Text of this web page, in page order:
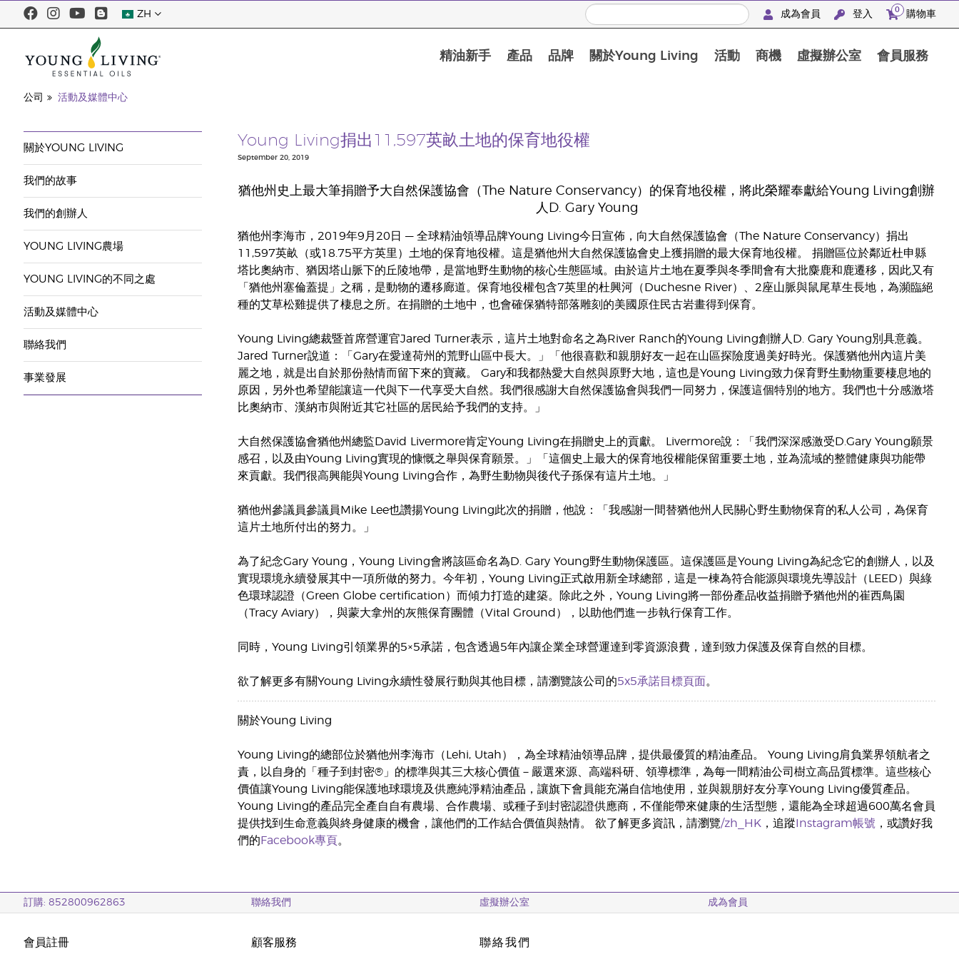
ZH 成為會員 登入 0 購物車
精油新手 產品 品牌 關於Young Living 活動 商機 虛擬辦公室 會員服務
公司 活動及媒體中心
關於YOUNG LIVING
我們的故事
我們的創辦人
YOUNG LIVING農場
YOUNG LIVING的不同之處
活動及媒體中心
聯絡我們
事業發展
Young Living捐出11,597英畝土地的保育地役權
September 20, 2019
猶他州史上最大筆捐贈予大自然保護協會（The Nature Conservancy）的保育地役權，將此榮耀奉獻給Young Living創辦
人D. Gary Young
猶他州李海市，2019年9月20日 — 全球精油領導品牌Young Living今日宣佈，向大自然保護協會（The Nature Conservancy）捐出
11,597英畝（或18.75平方英里）土地的保育地役權。這是猶他州大自然保護協會史上獲捐贈的最大保育地役權。 捐贈區位於鄰近杜申縣
塔比奧納市、猶因塔山脈下的丘陵地帶，是當地野生動物的核心生態區域。由於這片土地在夏季與冬季間會有大批麋鹿和鹿遷移，因此又有
「猶他州塞倫蓋提」之稱，是動物的遷移廊道。保育地役權包含7英里的杜興河（Duchesne River）、2座山脈與鼠尾草生長地，為瀕臨絕
種的艾草松雞提供了棲息之所。在捐贈的土地中，也會確保猶特部落雕刻的美國原住民古岩畫得到保育。
Young Living總裁暨首席營運官Jared Turner表示，這片土地對命名之為River Ranch的Young Living創辦人D. Gary Young別具意義。
Jared Turner說道：「Gary在愛達荷州的荒野山區中長大。」「他很喜歡和親朋好友一起在山區探險度過美好時光。保護猶他州內這片美
麗之地，就是出自於那份熱情而留下來的寶藏。 Gary和我都熱愛大自然與原野大地，這也是Young Living致力保育野生動物重要棲息地的
原因，另外也希望能讓這一代與下一代享受大自然。我們很感謝大自然保護協會與我們一同努力，保護這個特別的地方。我們也十分感激塔
比奧納市、漢納市與附近其它社區的居民給予我們的支持。」
大自然保護協會猶他州總監David Livermore肯定Young Living在捐贈史上的貢獻。 Livermore說：「我們深深感激受D.Gary Young願景
感召，以及由Young Living實現的慷慨之舉與保育願景。」「這個史上最大的保育地役權能保留重要土地，並為流域的整體健康與功能帶
來貢獻。我們很高興能與Young Living合作，為野生動物與後代子孫保有這片土地。」
猶他州參議員參議員Mike Lee也讚揚Young Living此次的捐贈，他說：「我感謝一間替猶他州人民關心野生動物保育的私人公司，為保育
這片土地所付出的努力。」
為了紀念Gary Young，Young Living會將該區命名為D. Gary Young野生動物保護區。這保護區是Young Living為紀念它的創辦人，以及
實現環境永續發展其中一項所做的努力。今年初，Young Living正式啟用新全球總部，這是一棟為符合能源與環境先導設計（LEED）與綠
色環球認證（Green Globe certification）而傾力打造的建築。除此之外，Young Living將一部份產品收益捐贈予猶他州的崔西鳥園
（Tracy Aviary），與蒙大拿州的灰熊保育團體（Vital Ground），以助他們進一步執行保育工作。
同時，Young Living引領業界的5×5承諾，包含透過5年內讓企業全球營運達到零資源浪費，達到致力保護及保育自然的目標。
欲了解更多有關Young Living永續性發展行動與其他目標，請瀏覽該公司的5x5承諾目標頁面 。
關於Young Living
Young Living的總部位於猶他州李海市（Lehi, Utah），為全球精油領導品牌，提供最優質的精油產品。 Young Living肩負業界領航者之
責，以自身的「種子到封密®」的標準與其三大核心價值－嚴選來源、高端科研、領導標準，為每一間精油公司樹立高品質標準。這些核心
價值讓Young Living能保護地球環境及供應純淨精油產品，讓旗下會員能充滿自信地使用，並與親朋好友分享Young Living優質產品。
Young Living的產品完全產自自有農場、合作農場、或種子到封密認證供應商，不僅能帶來健康的生活型態，還能為全球超過600萬名會員
提供找到生命意義與終身健康的機會，讓他們的工作結合價值與熱情。 欲了解更多資訊，請瀏覽/zh_HK，追蹤 Instagram帳號 ，或讚好我
們的 Facebook專頁 。
訂購: 852800962863 聯絡我們 虛擬辦公室 成為會員
會員註冊 顧客服務 聯絡我們